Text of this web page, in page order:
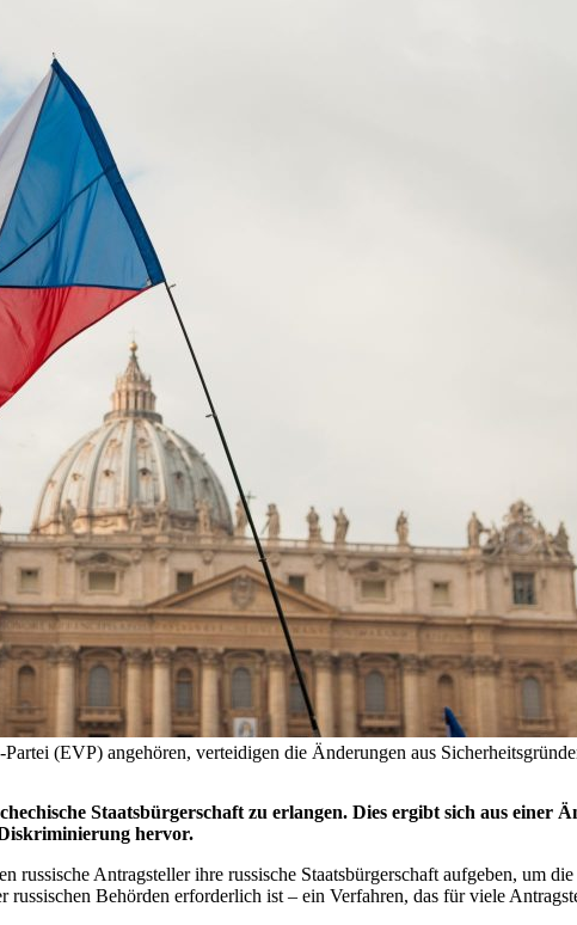
(EVP) angehören, verteidigen die Änderungen aus
Staatsbürgerschaft zu erlangen. Dies ergibt sich aus einer
hervor.
Antragsteller ihre russische Staatsbürgerschaft aufgeben, um
russischen Behörden erforderlich ist – ein Verfahren, das für viele